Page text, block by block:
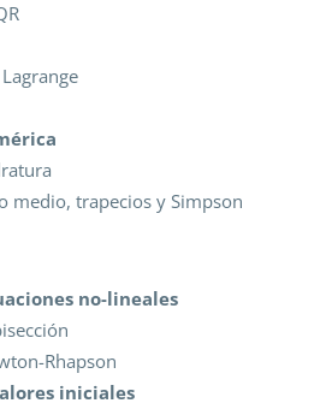
medio, trapecios y Simpson
no-lineales
Rhapson
iniciales